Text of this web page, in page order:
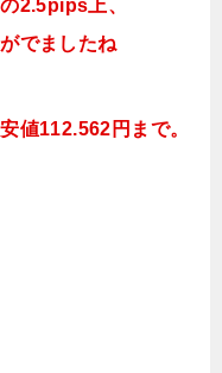
2.5pips上、
でましたね
値112.562円まで。